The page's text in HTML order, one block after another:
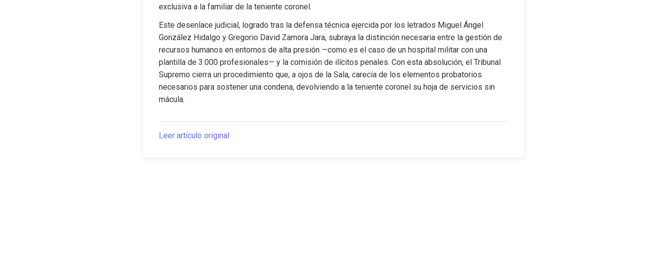
exclusiva a la familiar de la teniente coronel.
Este desenlace judicial, logrado tras la defensa técnica ejercida por los letrados Miguel Ángel
González Hidalgo y Gregorio David Zamora Jara, subraya la distinción necesaria entre la gestión de
recursos humanos en entornos de alta presión —como es el caso de un hospital militar con una
plantilla de 3.000 profesionales— y la comisión de ilícitos penales. Con esta absolución, el Tribunal
Supremo cierra un procedimiento que, a ojos de la Sala, carecía de los elementos probatorios
necesarios para sostener una condena, devolviendo a la teniente coronel su hoja de servicios sin
mácula.
Leer artículo original